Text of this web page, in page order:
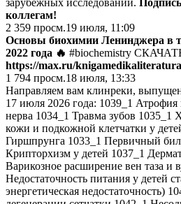
коллегам!
2 359 просм.19 июля, 11:09
Основы биохимии Ленинджера в
2022 года 🔥 #biochemistry
https://max.ru/knigamedikaliteratura
1 794 просм.18 июля, 13:33
Направляем вам клинреки,
17 июля 2026 года: 1039_1 Атрофия
нерва 1034_1 Травма зубов 1035_1
кожи и подкожной клетчатки у
Гиршпрунга 1033_1 Первичный
Крипторхизм у детей 1037_1
Варикозное расширение вен таза и
Недостаточность питания у детей
энергетическая недостаточность)